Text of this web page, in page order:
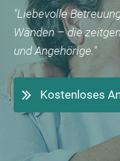
"Liebevolle
Wänden – die
und Angehörige."
Kostenloses